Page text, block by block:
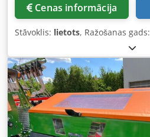
Cenas informācija
Stāvoklis: lietots, Ražošanas gads: